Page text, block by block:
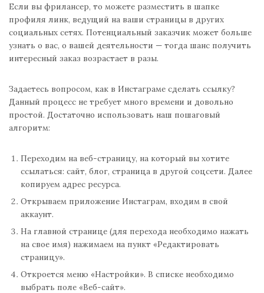
Если вы фрилансер, то можете разместить в шапке
профиля линк, ведущий на ваши страницы в других
социальных сетях. Потенциальный заказчик может больше
узнать о вас, о вашей деятельности — тогда шанс получить
интересный заказ возрастает в разы.
Задаетесь вопросом, как в Инстаграме сделать ссылку?
Данный процесс не требует много времени и довольно
простой. Достаточно использовать наш пошаговый
алгоритм:
Переходим на веб-страницу, на который вы хотите
ссылаться: сайт, блог, страница в другой соцсети. Далее
копируем адрес ресурса.
Открываем приложение Инстаграм, входим в свой
аккаунт.
На главной странице (для перехода необходимо нажать
на свое имя) нажимаем на пункт «Редактировать
страницу».
Откроется меню «Настройки». В списке необходимо
выбрать поле «Веб-сайт».